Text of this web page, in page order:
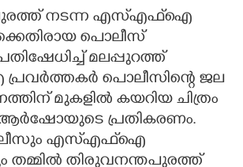
നടന്ന എസ്എഫ്ഐ
പൊലീസ്
മലപ്പുറത്ത്
പൊലീ​സിന്റെ ജല
മുകളിൽ കയറിയ ചിത്രം
പ്രതികരണം.
എസ്എഫ്ഐ
തമ്മിൽ തിരുവനന്തപുരത്ത്